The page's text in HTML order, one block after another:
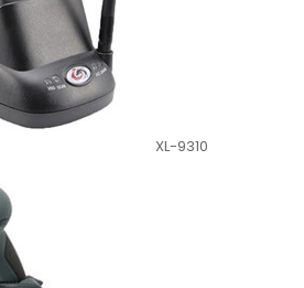
XL-9310